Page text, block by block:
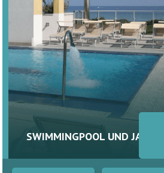
SWIMMINGPOOL UND JACUZZI